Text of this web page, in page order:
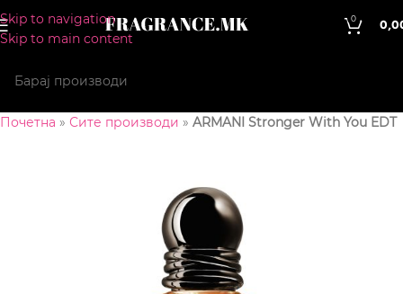
Skip to navigation
Skip to main content
0
Почетна » Сите производи » ARMANI Stronger With You EDT